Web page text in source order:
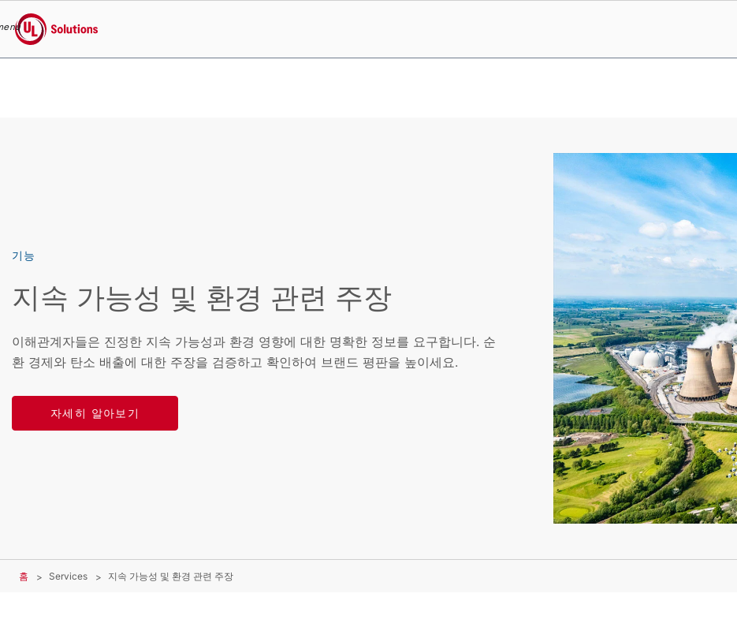
UL Solutions
기능
지속 가능성 및 환경 관련 주장
이해관계자들은 진정한 지속 가능성과 환경 영향에 대한 명확한 정보를 요구합니다. 순
환 경제와 탄소 배출에 대한 주장을 검증하고 확인하여 브랜드 평판을 높이세요.
자세히 알아보기
홈 Services 지속 가능성 및 환경 관련 주장